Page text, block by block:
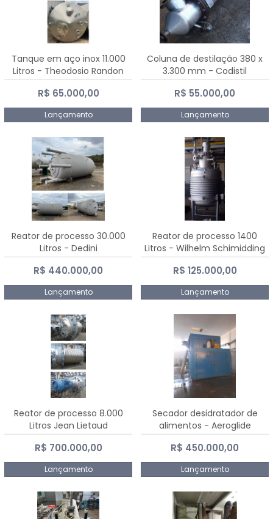
Tanque em aço inox 11.000
Litros - Theodosio Randon
R$ 65.000,00
Lançamento
Coluna de destilação 380 x
3.300 mm - Codistil
R$ 55.000,00
Lançamento
Reator de processo 30.000
Litros - Dedini
R$ 440.000,00
Lançamento
Reator de processo 1400
Litros - Wilhelm Schimidding
R$ 125.000,00
Lançamento
Reator de processo 8.000
Litros Jean Lietaud
R$ 700.000,00
Lançamento
Secador desidratador de
alimentos - Aeroglide
R$ 450.000,00
Lançamento